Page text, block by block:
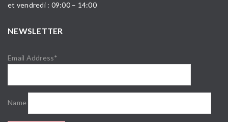
et vendredi : 09:00 – 14:00
NEWSLETTER
Email Address*
Name